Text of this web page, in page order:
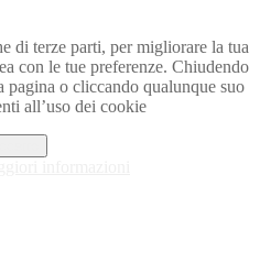
di terze parti, per migliorare la tua
con le tue preferenze. Chiudendo
pagina o cliccando qualunque suo
all’uso dei cookie